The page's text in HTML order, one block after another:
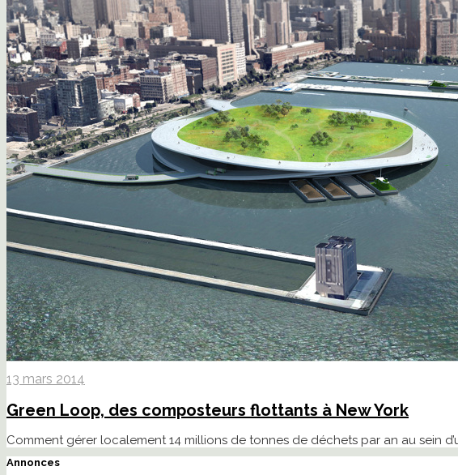
13 mars 2014
Green Loop, des composteurs flottants à New York
Comment gérer localement 14 millions de tonnes de déchets par an au sein
Annonces